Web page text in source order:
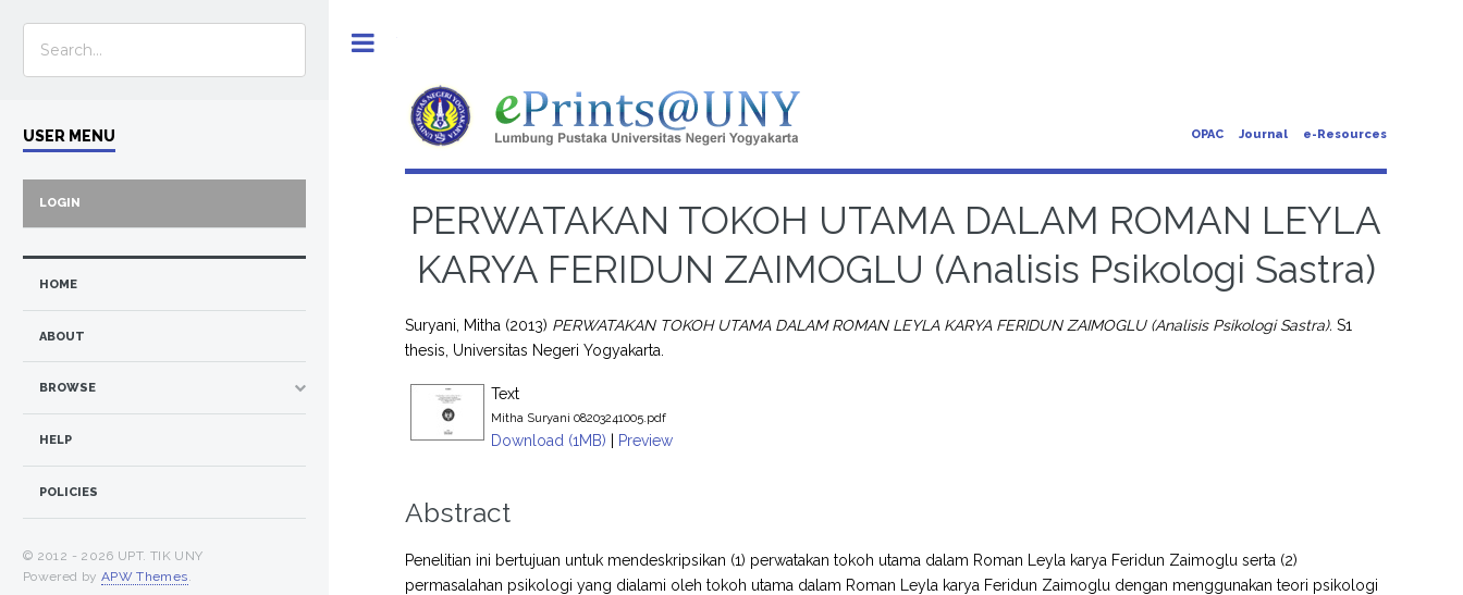
OPAC Journal e-Resources
PERWATAKAN TOKOH UTAMA DALAM ROMAN LEYLA
KARYA FERIDUN ZAIMOGLU (Analisis Psikologi Sastra)
Suryani, Mitha (2013) PERWATAKAN TOKOH UTAMA DALAM ROMAN LEYLA KARYA FERIDUN ZAIMOGLU (Analisis Psikologi Sastra). S1
thesis, Universitas Negeri Yogyakarta.
Text
Mitha Suryani 08203241005.pdf
Download (1MB) | Preview
Abstract
Penelitian ini bertujuan untuk mendeskripsikan (1) perwatakan tokoh utama dalam Roman Leyla karya Feridun Zaimoglu serta (2)
permasalahan psikologi yang dialami oleh tokoh utama dalam Roman Leyla karya Feridun Zaimoglu dengan menggunakan teori psikologi
USER MENU
LOGIN
HOME
ABOUT
BROWSE
HELP
POLICIES
© 2012 - 2026 UPT. TIK UNY
Powered by APW Themes